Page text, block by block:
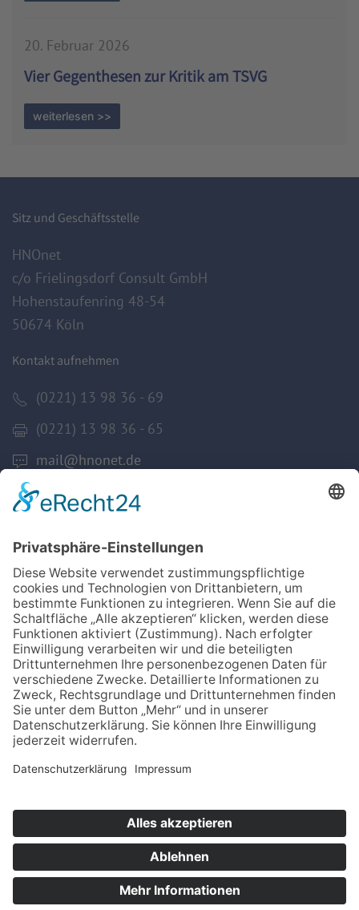
20. Februar 2026
Vier Gegenthesen zur Kritik am TSVG
weiterlesen >>
Sitz und Geschäftsstelle
HNOnet
c/o Frielingsdorf Consult GmbH
Hohenstaufenring 48-54
50674 Köln
Kontakt aufnehmen
(0221) 13 98 36 - 69
(0221) 13 98 36 - 65
mail@hnonet.de
Services
Für MFA
Arztsuche
Mitgliederbereich
Informationen
Datenschutz
Impressum
Aktuelles
Newsblog
Newsletteranmeldung
Bei LinkedIn folgen